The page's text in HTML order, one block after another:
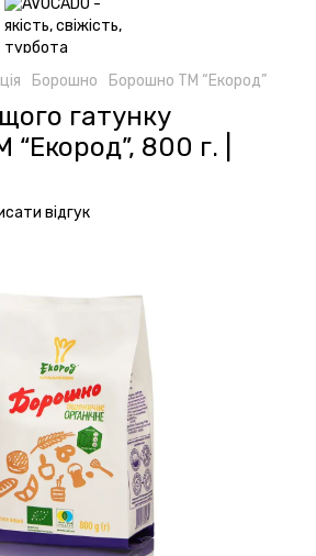
Борошно Борошно ТМ “Екород”
гатунку
“Екород”, 800 г. |
відгук